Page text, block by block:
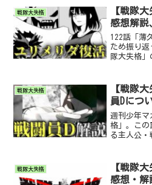
います。
いて振り...
戦隊大失格
【戦隊
感想解説
122話「薄
ため振り返
隊大失格」
格」の画
題があり
戦隊大失格
【戦隊
員Dにつ
週刊少年マ
格」。この
る主人公・
い。 また
大失格」
戦隊大失格
【戦隊
感想・解